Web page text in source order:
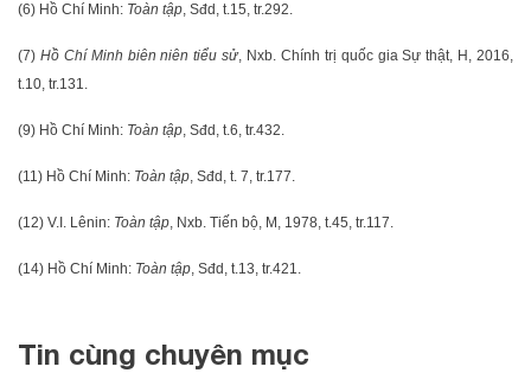
(6) Hồ Chí Minh: Toàn tập, Sđd, t.15, tr.292.
(7) Hồ Chí Minh biên niên tiểu sử, Nxb. Chính trị quốc gia Sự thật, H, 2016,
t.10, tr.131.
(9) Hồ Chí Minh: Toàn tập, Sđd, t.6, tr.432.
(11) Hồ Chí Minh: Toàn tập, Sđd, t. 7, tr.177.
(12) V.I. Lênin: Toàn tập, Nxb. Tiến bộ, M, 1978, t.45, tr.117.
(14) Hồ Chí Minh: Toàn tập, Sđd, t.13, tr.421.
Tin cùng chuyên mục